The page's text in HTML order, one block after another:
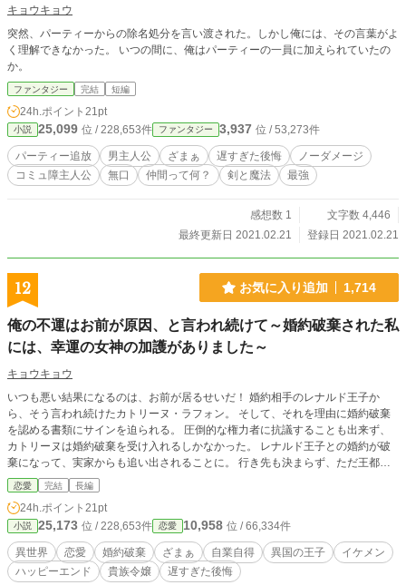
キョウキョウ
突然、パーティーからの除名処分を言い渡された。しかし俺には、その言葉がよ
く理解できなかった。 いつの間に、俺はパーティーの一員に加えられていたの
か。
ファンタジー 完結 短編
24h.ポイント 21pt
小説 25,099 位 / 228,653件 ファンタジー 3,937 位 / 53,273件
パーティー追放 男主人公 ざまぁ 遅すぎた後悔
ノーダメージ
コミュ障主人公
無口 仲間って何？ 剣と魔法 最強
感想数 1
文字数 4,446
最終更新日 2021.02.21
登録日 2021.02.21
12 お気に入り追加 1,714
俺の不運はお前が原因、と言われ続けて～婚約破棄された私
には、幸運の女神の加護がありました～
キョウキョウ
いつも悪い結果になるのは、お前が居るせいだ！ 婚約相手のレナルド王子か
ら、そう言われ続けたカトリーヌ・ラフォン。 そして、それを理由に婚約破棄
を認める書類にサインを迫られる。 圧倒的な権力者に抗議することも出来ず、
カトリーヌは婚約破棄を受け入れるしかなかった。 レナルド王子との婚約が破
棄になって、実家からも追い出されることに。 行き先も決まらず、ただ王都か
ら旅立つカトリーヌ。 森の中を馬車で走っていると、盗賊に襲われてしまう。
やはり、不運の原因は私だったのか。 人生を諦めかけたその時、彼女は運命的
恋愛 完結 長編
24h.ポイント 21pt
小説 25,173 位 / 228,653件 恋愛 10,958 位 / 66,334件
異世界 恋愛 婚約破棄 ざまぁ 自業自得 異国の王子
イケメン
ハッピーエンド
貴族令嬢 遅すぎた後悔